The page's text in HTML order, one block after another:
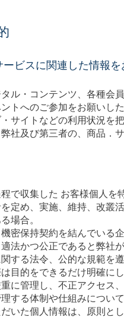
ビスに関連した情報
ル・コンテンツ、各種会
トへのご参加をお願いし
サイトなどの利用状況を
社及び第三者の、商品．
で収集した お客様個人を
定め、実施、維持、改叢
場合。
保持契約を結んでいる企
かつ公正であると弊社が
する法令、公的な規範を遵
目的をできるだけ明確に
に管理し、不正アクセス
する体制や仕組みについ
いた個人情報は、原則と